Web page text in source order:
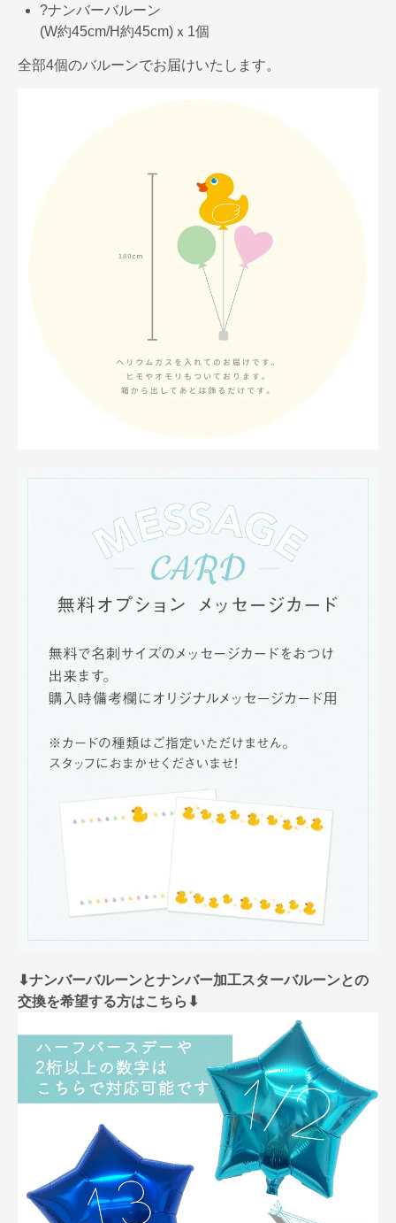
?ナンバーバルーン
(W約45cm/H約45cm)ｘ1個
全部4個のバルーンでお届けいたします。
⬇︎ナンバーバルーンとナンバー加工スターバルーンとの
交換を希望する方はこちら⬇︎